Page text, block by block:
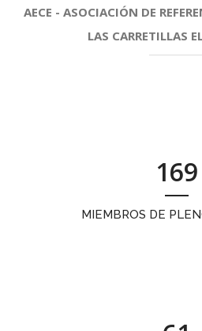
AECE - ASOCIACIÓN DE
LAS CARRETILLAS
169
MIEMBROS DE